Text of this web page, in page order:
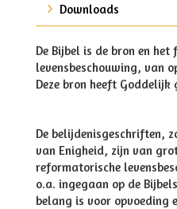
Downloads
De Bijbel is de bron en
levensbeschouwing, van
Deze bron heeft Goddelijk
De belijdenisgeschriften,
van Enigheid, zijn van
reformatorische
o.a. ingegaan op de
belang is voor opvoeding